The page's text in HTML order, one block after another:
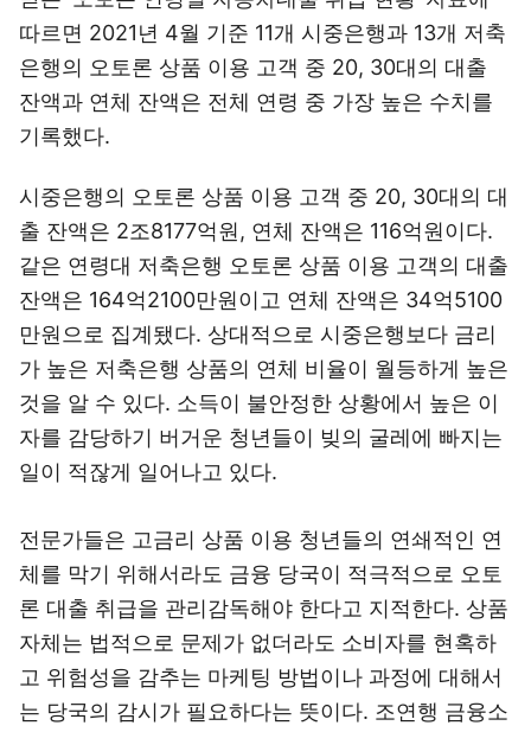
따르면 2021년 4월 기준 11개 시중은행과 13개 저축
은행의 오토론 상품 이용 고객 중 20, 30대의 대출
잔액과 연체 잔액은 전체 연령 중 가장 높은 수치를
기록했다.
시중은행의 오토론 상품 이용 고객 중 20, 30대의 대
출 잔액은 2조8177억원, 연체 잔액은 116억원이다.
같은 연령대 저축은행 오토론 상품 이용 고객의 대출
잔액은 164억2100만원이고 연체 잔액은 34억5100
만원으로 집계됐다. 상대적으로 시중은행보다 금리
가 높은 저축은행 상품의 연체 비율이 월등하게 높은
것을 알 수 있다. 소득이 불안정한 상황에서 높은 이
자를 감당하기 버거운 청년들이 빚의 굴레에 빠지는
일이 적잖게 일어나고 있다.
전문가들은 고금리 상품 이용 청년들의 연쇄적인 연
체를 막기 위해서라도 금융 당국이 적극적으로 오토
론 대출 취급을 관리감독해야 한다고 지적한다. 상품
자체는 법적으로 문제가 없더라도 소비자를 현혹하
고 위험성을 감추는 마케팅 방법이나 과정에 대해서
는 당국의 감시가 필요하다는 뜻이다. 조연행 금융소